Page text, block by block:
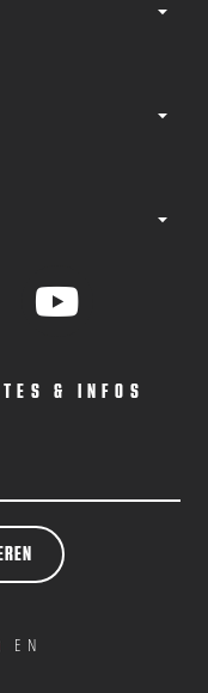
& INFOS
EN